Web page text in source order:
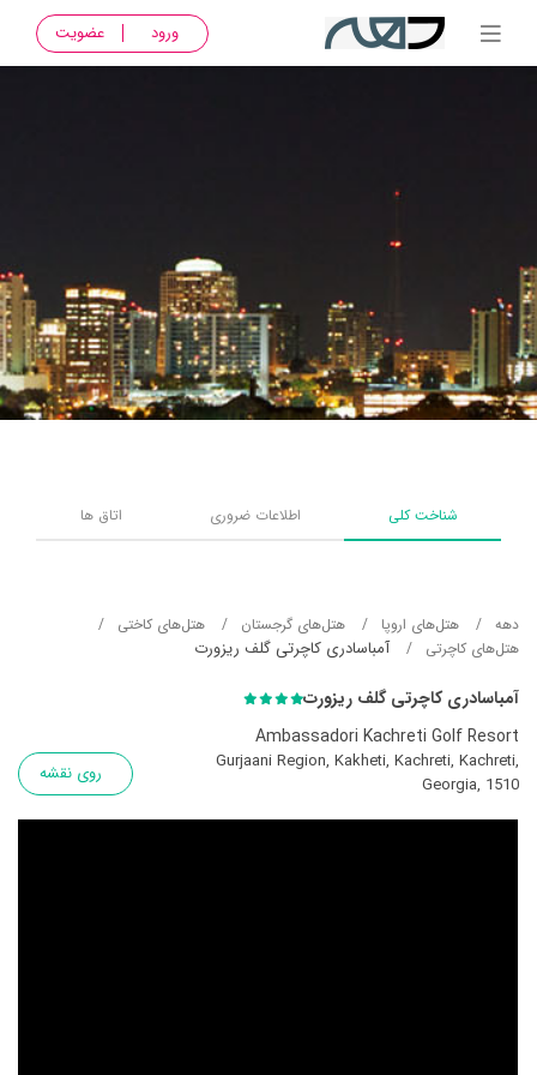
ورود عضویت
شناخت کلی اطلاعات ضروری اتاق ها
دهه هتل‌های اروپا هتل‌های گرجستان
هتل‌های کاختی
هتل‌های کاچرتی
آمباسادری کاچرتی گلف ریزورت
آمباسادری کاچرتی گلف ریزورت
Ambassadori Kachreti Golf Resort
Gurjaani Region, Kakheti, Kachreti, Kachreti,
Georgia, 1510
روی نقشه